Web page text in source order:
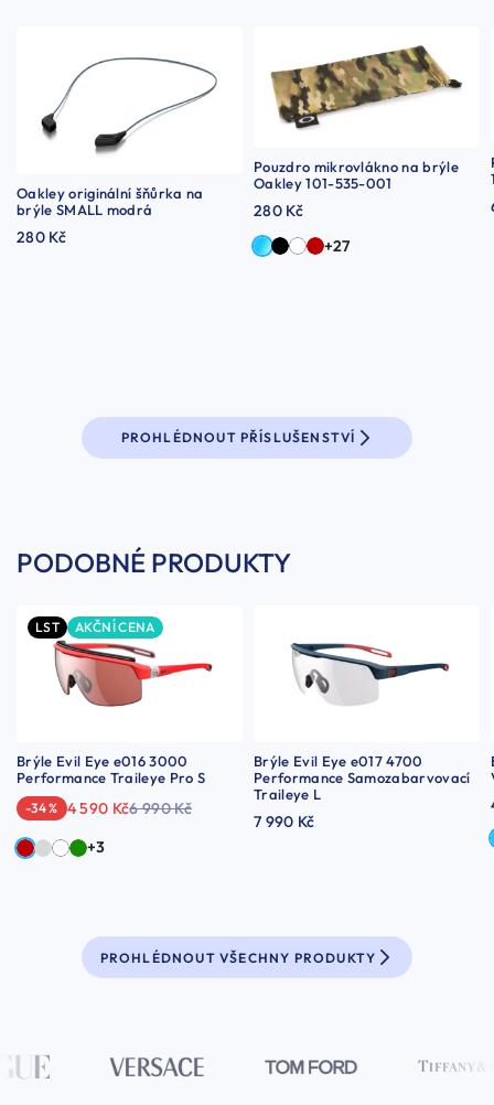
Oakley originální šňůrka na
brýle SMALL modrá
280 Kč
Pouzdro mikrovlákno na brýle
Oakley 101-535-001
280 Kč
+27
PROHLÉDNOUT PŘÍSLUŠENSTVÍ
PODOBNÉ PRODUKTY
LST AKČNÍ CENA
Brýle Evil Eye e016 3000
Performance Traileye Pro S
-34 % 4 590 Kč6 990 Kč
+3
Brýle Evil Eye e017 4700
Performance Samozabarvovací
Traileye L
7 990 Kč
PROHLÉDNOUT VŠECHNY PRODUKTY